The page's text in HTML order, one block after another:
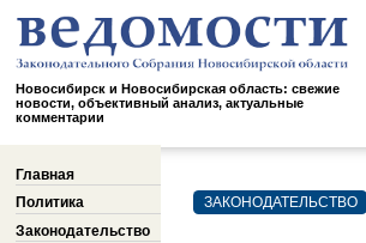
Новосибирск и Новосибирская область: свежие
новости, объективный анализ, актуальные
комментарии
Главная
Политика
Законодательство
ЗАКОНОДАТЕЛЬСТВО